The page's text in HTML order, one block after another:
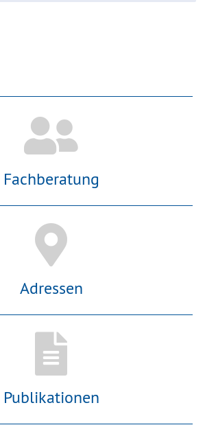
Fachberatung
Adressen
Publikationen